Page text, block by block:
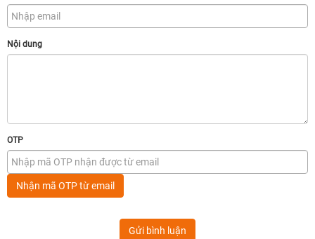
Nội dung
OTP
Nhận mã OTP từ email
Gửi bình luận